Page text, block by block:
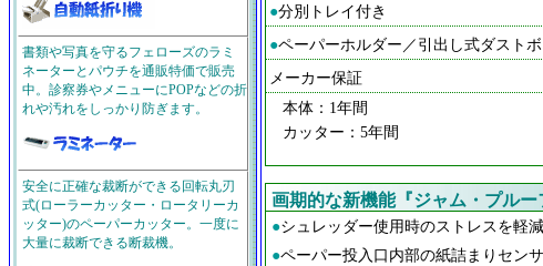
●分別トレイ付き
●ペーパーホルダー／引出し式ダスト
メーカー保証
本体：1年間
カッター：5年間
画期的な新機能『ジャム・プルー
●シュレッダー使用時のストレスを軽
●ペーパー投入口内部の紙詰まりセン
書類や写真を守るフェローズのラミ
ネーターとパウチを通販特価で販売
中。診察券やメニューにPOPなどの折
れや汚れをしっかり防ぎます。
安全に正確な裁断ができる回転丸刃
式(ローラーカッター・ロータリーカ
ッター)のペーパーカッター。一度に
大量に裁断できる断裁機。